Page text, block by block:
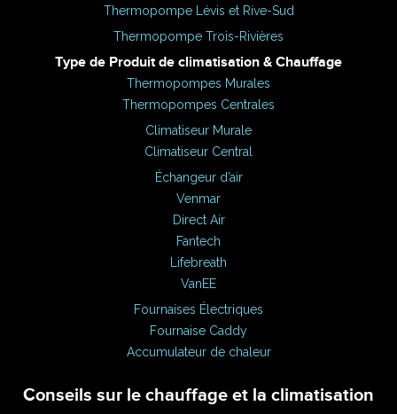
Thermopompe Lévis et Rive-Sud
Thermopompe Trois-Rivières
Type de Produit de climatisation & Chauffage
Thermopompes Murales
Thermopompes Centrales
Climatiseur Murale
Climatiseur Central
Échangeur d’air
Venmar
Direct Air
Fantech
Lifebreath
VanEE
Fournaises Électriques
Fournaise Caddy
Accumulateur de chaleur
Conseils sur le chauffage et la climatisation